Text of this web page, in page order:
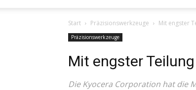
Start Präzisionswerkzeuge Mit engster
Präzisionswerkzeuge
Mit engster
Die Kyocera Corporation hat die